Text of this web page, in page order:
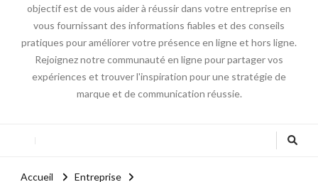
objectif est de vous aider à réussir dans votre entreprise en
vous fournissant des informations fiables et des conseils
pratiques pour améliorer votre présence en ligne et hors ligne.
Rejoignez notre communauté en ligne pour partager vos
expériences et trouver l'inspiration pour une stratégie de
marque et de communication réussie.
Accueil
Entreprise